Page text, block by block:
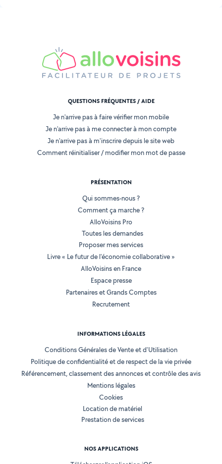
QUESTIONS FRÉQUENTES / AIDE
Je n'arrive pas à faire vérifier mon mobile
Je n'arrive pas à me connecter à mon compte
Je n'arrive pas à m'inscrire depuis le site web
Comment réinitialiser / modifier mon mot de passe
PRÉSENTATION
Qui sommes-nous ?
Comment ça marche ?
AlloVoisins Pro
Toutes les demandes
Proposer mes services
Livre « Le futur de l'économie collaborative »
AlloVoisins en France
Espace presse
Partenaires et Grands Comptes
Recrutement
INFORMATIONS LÉGALES
Conditions Générales de Vente et d'Utilisation
Politique de confidentialité et de respect de la vie privée
Référencement, classement des annonces et contrôle des avis
Mentions légales
Cookies
Location de matériel
Prestation de services
NOS APPLICATIONS